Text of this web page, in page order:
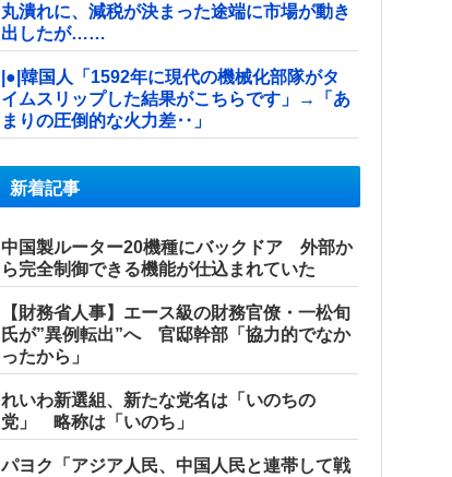
丸潰れに、減税が決まった途端に市場が動き
出したが……
|●|韓国人「1592年に現代の機械化部隊がタ
イムスリップした結果がこちらです」→「あ
まりの圧倒的な火力差‥」
新着記事
中国製ルーター20機種にバックドア 外部か
ら完全制御できる機能が仕込まれていた
【財務省人事】エース級の財務官僚・一松旬
氏が”異例転出”へ 官邸幹部「協力的でなか
ったから」
れいわ新選組、新たな党名は「いのちの
党」 略称は「いのち」
パヨク「アジア人民、中国人民と連帯して戦